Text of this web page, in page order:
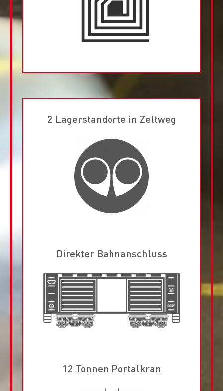
2 Lagerstandorte in Zeltweg
Direkter Bahnanschluss
12 Tonnen Portalkran